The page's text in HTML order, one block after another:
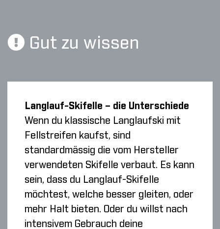
Gut zu wissen
Langlauf-Skifelle – die Unterschiede
Wenn du klassische Langlaufski mit
Fellstreifen kaufst, sind
standardmässig die vom Hersteller
verwendeten Skifelle verbaut. Es kann
sein, dass du Langlauf-Skifelle
möchtest, welche besser gleiten, oder
mehr Halt bieten. Oder du willst nach
intensivem Gebrauch deine